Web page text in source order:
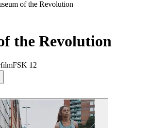
the Revolution
FSK 12